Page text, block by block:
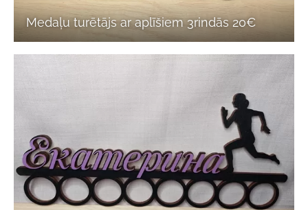
Medaļu turētājs ar aplīšiem 3rindās 20€